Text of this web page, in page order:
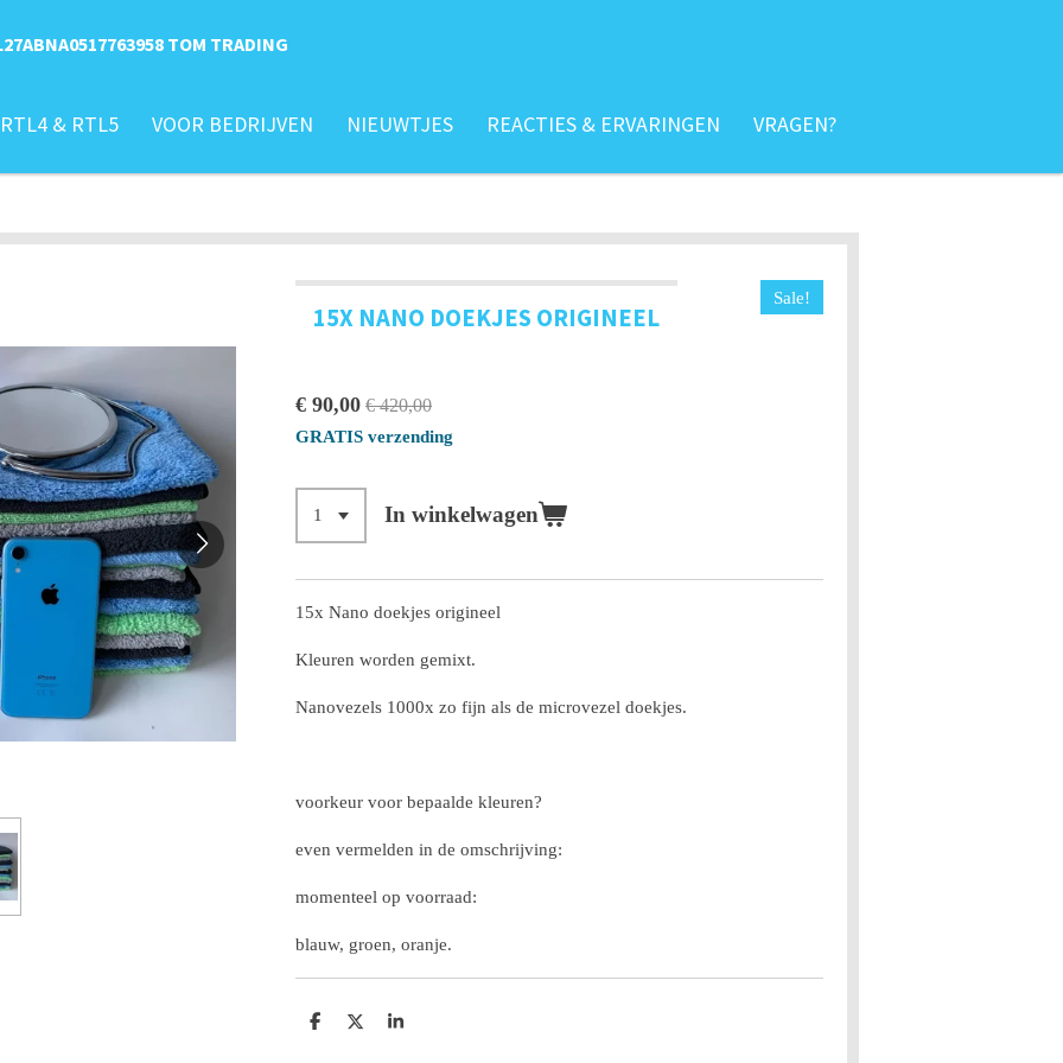
TOM TRADING
RTL4 & RTL5 VOOR BEDRIJVEN NIEUWTJES REACTIES & ERVARINGEN VRAGEN?
15X NANO DOEKJES ORIGINEEL
Sale!
€ 90,00 € 420,00
GRATIS verzending
In winkelwagen
15x Nano doekjes origineel
Kleuren worden gemixt.
Nanovezels 1000x zo fijn als de microvezel doekjes.
voorkeur voor bepaalde kleuren?
even vermelden in de omschrijving:
momenteel op voorraad:
blauw, groen, oranje.
D
D
S